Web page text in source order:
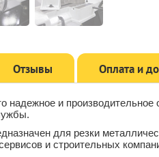
Отзывы Оплата и
надежное и
для резки
и строительных